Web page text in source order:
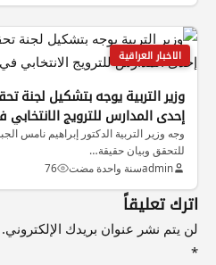
الاخبار العراقية
وزير التربية يوجه بتشكيل لجنة
إحدى المدارس للترويج الانتخابي
وجه وزير التربية الدكتور إبراهيم نامس
للتحقق وبيان حقيقة…
adminسنة واحدة مضت 76
اترك تعليقاً
لن يتم نشر عنوان بريدك الإلكتروني.
*